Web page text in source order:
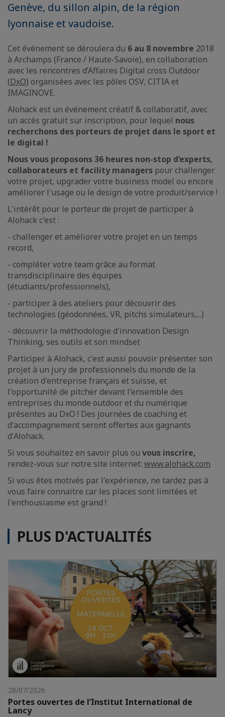
Genève, du sillon alpin, de la région
lyonnaise et vaudoise.
Cet événement se déroulera du 6 au 8 novembre 2018
à Archamps (France / Haute-Savoie), en collaboration
avec les rencontres d’Affaires Digital cross Outdoor
(DxO) organisées avec les pôles OSV, CITIA et
IMAGINOVE.
Alohack est un événement créatif & collaboratif, avec
un accès gratuit sur inscription, pour lequel nous
recherchons des porteurs de projet dans le sport et
le digital !
Nous vous proposons 36 heures non-stop d’experts,
collaborateurs et facility managers pour challenger
votre projet, upgrader votre business model ou encore
améliorer l'usage ou le design de votre produit/service !
L'intérêt pour le porteur de projet de participer à
Alohack c'est :
- challenger et améliorer votre projet en un temps
record,
- compléter votre team grâce au format
transdisciplinaire des équipes
(étudiants/professionnels),
- participer à des ateliers pour découvrir des
technologies (géodonnées, VR, pitchs simulateurs,...)
- découvrir la méthodologie d'innovation Design
Thinking, ses outils et son mindset
Participer à Alohack, c'est aussi pouvoir présenter son
projet à un jury de professionnels du monde de la
création d'entreprise français et suisse, et
l'opportunité de pitcher devant l'ensemble des
entreprises du monde outdoor et du numérique
présentes au DxO ! Des journées de coaching et
d'accompagnement seront offertes aux gagnants
d'Alohack.
Si vous souhaitez en savoir plus ou vous inscrire,
rendez-vous sur notre site internet: www.alohack.com
Si vous êtes motivés par l'expérience, ne tardez pas à
vous faire connaitre car les places sont limitées et
l'enthousiasme est grand !
PLUS D'ACTUALITÉS
28/07/2026
Portes ouvertes de l’Institut International de
Lancy